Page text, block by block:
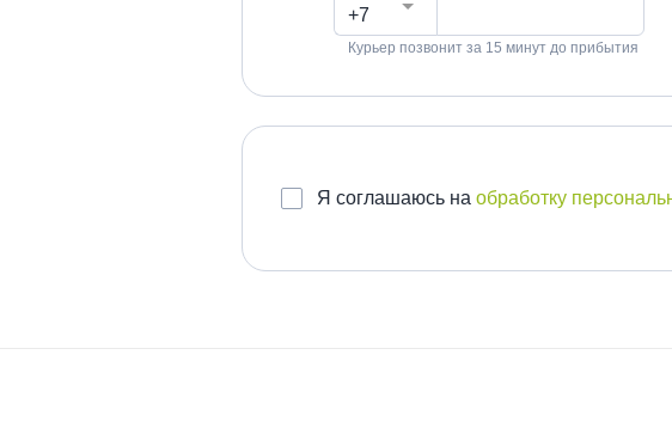
+7
Курьер позвонит за 15 минут до прибытия
Я соглашаюсь на обработку